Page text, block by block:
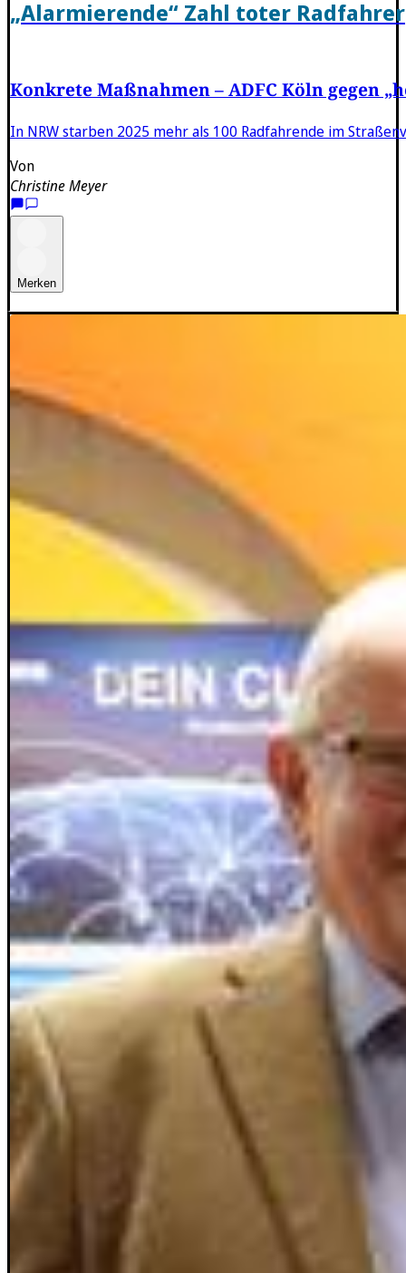
„Alarmierende“ Zahl toter Radfahrer
Konkrete Maßnahmen – ADFC Köln gegen
In NRW starben 2025 mehr als 100 Radfahrende im
Von
Christine Meyer
Merken